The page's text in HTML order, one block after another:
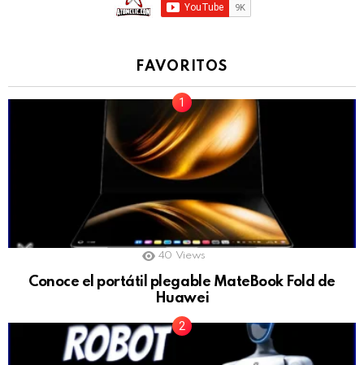
FAVORITOS
40 Views
Conoce el portátil plegable MateBook Fold de
Huawei